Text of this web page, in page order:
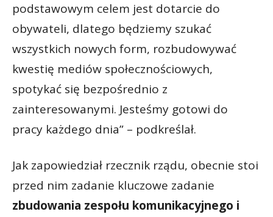
podstawowym celem jest dotarcie do
obywateli, dlatego będziemy szukać
wszystkich nowych form, rozbudowywać
kwestię mediów społecznościowych,
spotykać się bezpośrednio z
zainteresowanymi. Jesteśmy gotowi do
pracy każdego dnia” – podkreślał.
Jak zapowiedział rzecznik rządu, obecnie stoi
przed nim zadanie kluczowe zadanie
zbudowania zespołu komunikacyjnego i